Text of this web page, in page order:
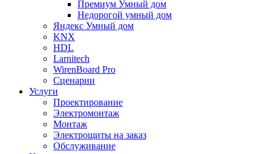
Премиум Умный дом
Недорогой умный дом
Яндекс Умный дом
KNX
HDL
Larnitech
WirenBoard Pro
Сценарии
Услуги
Проектирование
Электромонтаж
Монтаж
Электрощиты на заказ
Обслуживание